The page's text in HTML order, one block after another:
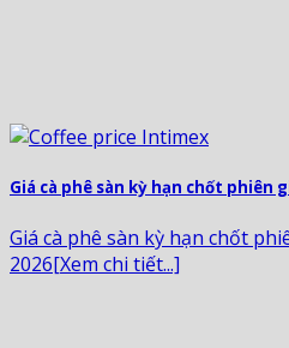
Giá cà phê sàn kỳ hạn chốt phiên
Giá cà phê sàn kỳ hạn chốt
2026[Xem chi tiết...]